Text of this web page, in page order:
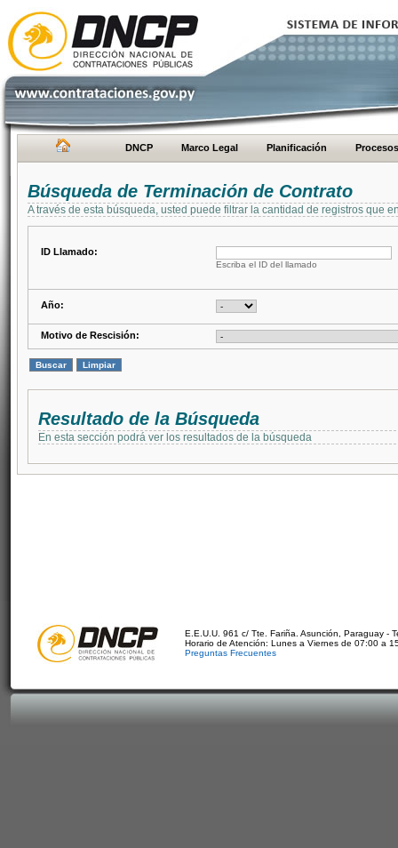
DNCP Marco Legal Planificación Procesos
Búsqueda de Terminación de Contrato
A través de esta búsqueda, usted puede filtrar la cantidad de registros que
ID Llamado:
Escriba el ID del llamado
Año:
Motivo de Rescisión:
Resultado de la Búsqueda
En esta sección podrá ver los resultados de la búsqueda
E.E.U.U. 961 c/ Tte. Fariña. Asunción, Paraguay -
Horario de Atención: Lunes a Viernes de 07:00 a
Preguntas Frecuentes